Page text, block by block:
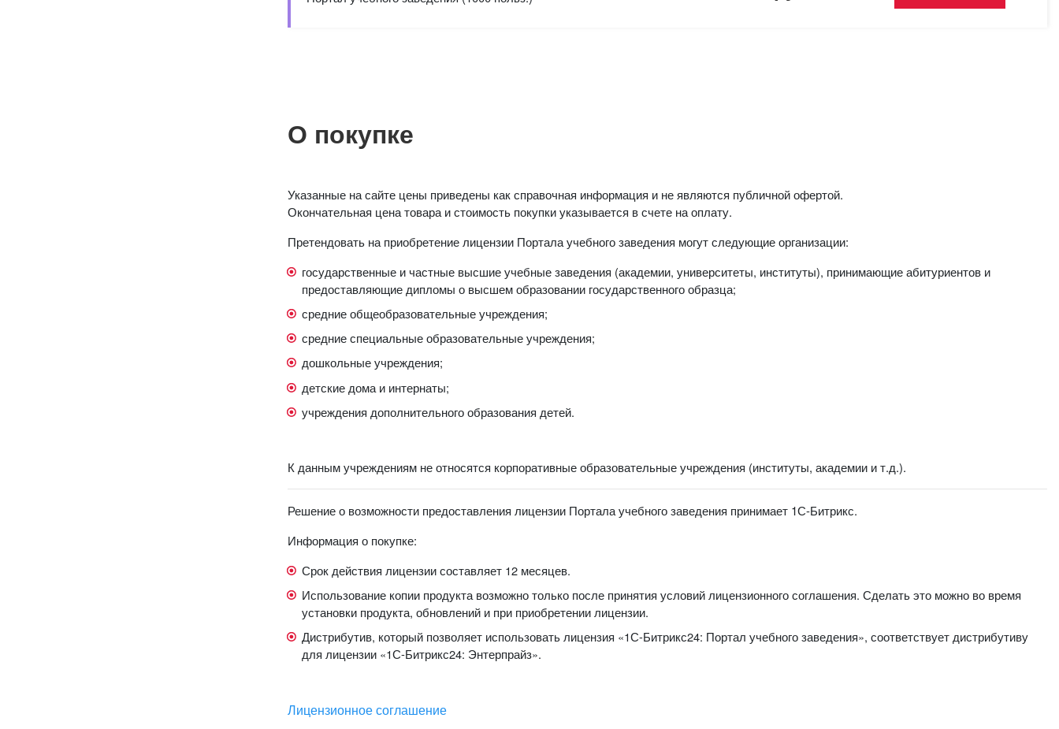
О покупке
Указанные на сайте цены приведены как справочная информация и не являются публичной офертой.
Окончательная цена товара и стоимость покупки указывается в счете на оплату.
Претендовать на приобретение лицензии Портала учебного заведения могут следующие организации:
государственные и частные высшие учебные заведения (академии, университеты, институты), принимающие абитуриентов и
предоставляющие дипломы о высшем образовании государственного образца;
средние общеобразовательные учреждения;
средние специальные образовательные учреждения;
дошкольные учреждения;
детские дома и интернаты;
учреждения дополнительного образования детей.
К данным учреждениям не относятся корпоративные образовательные учреждения (институты, академии и т.д.).
Решение о возможности предоставления лицензии Портала учебного заведения принимает 1С-Битрикс.
Информация о покупке:
Срок действия лицензии составляет 12 месяцев.
Использование копии продукта возможно только после принятия условий лицензионного соглашения. Сделать это можно во время
установки продукта, обновлений и при приобретении лицензии.
Дистрибутив, который позволяет использовать лицензия «1С-Битрикс24: Портал учебного заведения», соответствует дистрибутиву
для лицензии «1С-Битрикс24: Энтерпрайз».
Лицензионное соглашение